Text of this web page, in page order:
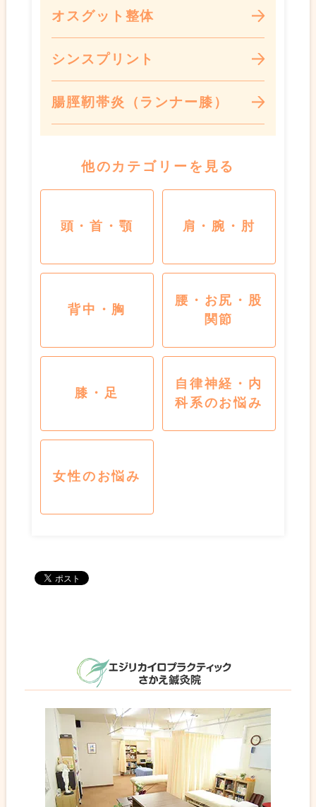
オスグット整体
シンスプリント
腸脛靭帯炎（ランナー膝）
他のカテゴリーを見る
頭・首・顎 肩・腕・肘
背中・胸
腰・お尻・股
関節
膝・足
自律神経・内
科系のお悩み
女性のお悩み